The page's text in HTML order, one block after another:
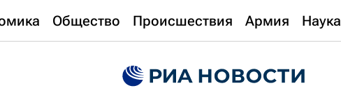
Общество Происшествия Армия Наука